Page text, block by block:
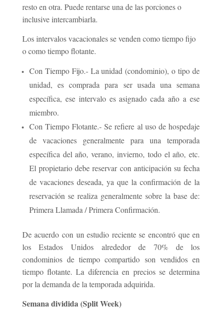
resto en otra. Puede rentarse una de las porciones o
inclusive intercambiarla.
Los intervalos vacacionales se venden como tiempo fijo
o como tiempo flotante.
Con Tiempo Fijo.- La unidad (condominio), o tipo de
unidad, es comprada para ser usada una semana
específica, ese intervalo es asignado cada año a ese
miembro.
Con Tiempo Flotante.- Se refiere al uso de hospedaje
de vacaciones generalmente para una temporada
específica del año, verano, invierno, todo el año, etc.
El propietario debe reservar con anticipación su fecha
de vacaciones deseada, ya que la confirmación de la
reservación se realiza generalmente sobre la base de:
Primera Llamada / Primera Confirmación.
De acuerdo con un estudio reciente se encontró que en
los Estados Unidos alrededor de 70% de los
condominios de tiempo compartido son vendidos en
tiempo flotante. La diferencia en precios se determina
por la demanda de la temporada adquirida.
Semana dividida (Split Week)